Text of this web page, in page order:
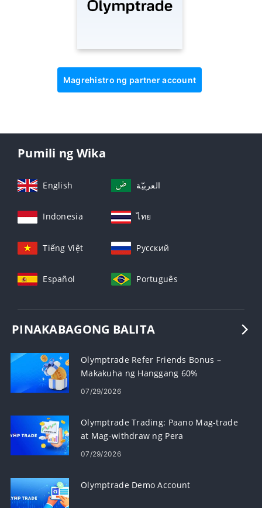
Magrehistro ng partner account
Pumili ng Wika
English العربيّة
Indonesia ไทย
Tiếng Việt Русский
Español Português
PINAKABAGONG BALITA
Olymptrade Refer Friends Bonus –
Makakuha ng Hanggang 60%
Commission on Referrals
07/29/2026
Olymptrade Trading: Paano Mag-trade
at Mag-withdraw ng Pera
07/29/2026
Olymptrade Demo Account